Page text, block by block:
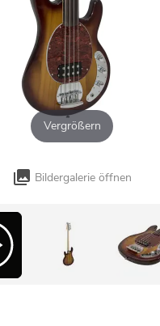
Vergrößern
Bildergalerie öffnen